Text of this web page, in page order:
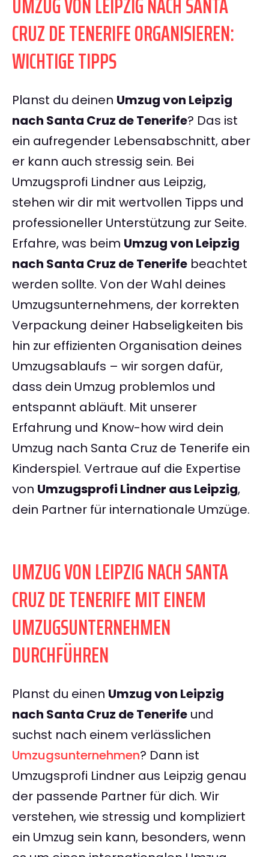
CRUZ DE TENERIFE ORGANISIEREN:
WICHTIGE TIPPS
Planst du deinen Umzug von Leipzig
nach Santa Cruz de Tenerife? Das ist
ein aufregender Lebensabschnitt, aber
er kann auch stressig sein. Bei
Umzugsprofi Lindner aus Leipzig,
stehen wir dir mit wertvollen Tipps und
professioneller Unterstützung zur Seite.
Erfahre, was beim Umzug von Leipzig
nach Santa Cruz de Tenerife beachtet
werden sollte. Von der Wahl deines
Umzugsunternehmens, der korrekten
Verpackung deiner Habseligkeiten bis
hin zur effizienten Organisation deines
Umzugsablaufs – wir sorgen dafür,
dass dein Umzug problemlos und
entspannt abläuft. Mit unserer
Erfahrung und Know-how wird dein
Umzug nach Santa Cruz de Tenerife ein
Kinderspiel. Vertraue auf die Expertise
von Umzugsprofi Lindner aus Leipzig,
dein Partner für internationale Umzüge.
UMZUG VON LEIPZIG NACH SANTA
CRUZ DE TENERIFE MIT EINEM
UMZUGSUNTERNEHMEN
DURCHFÜHREN
Planst du einen Umzug von Leipzig
nach Santa Cruz de Tenerife und
suchst nach einem verlässlichen
Umzugsunternehmen? Dann ist
Umzugsprofi Lindner aus Leipzig genau
der passende Partner für dich. Wir
verstehen, wie stressig und kompliziert
ein Umzug sein kann, besonders, wenn